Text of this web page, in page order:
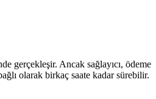
gerçekleşir. Ancak sağlayıcı, ödeme
olarak birkaç saate kadar sürebilir.